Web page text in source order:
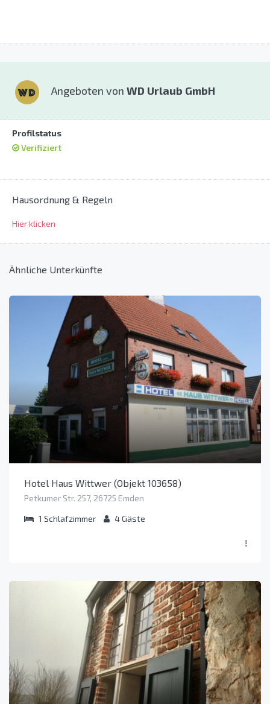
Angeboten von WD Urlaub GmbH
Profilstatus
Verifiziert
Hausordnung & Regeln
Hier klicken
Ähnliche Unterkünfte
Hotel Haus Wittwer (Objekt 103658)
Petkumer Str. 257, 26725 Emden
1 Schlafzimmer 4Gäste